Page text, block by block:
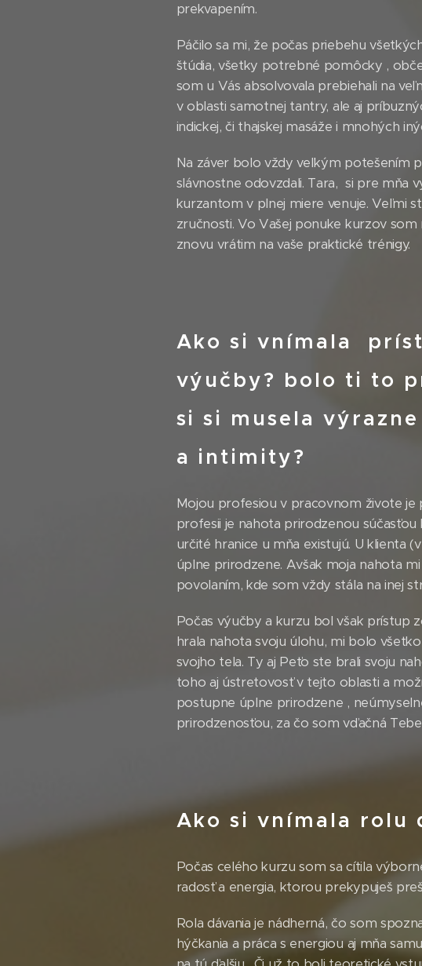
prekvapením.
Páčilo sa mi, že počas priebehu
štúdia, všetky potrebné pomôcky ,
som u Vás absolvovala prebiehali na
v oblasti samotnej tantry, ale aj
indickej, či thajskej masáže i mnohých
Na záver bolo vždy veľkým potešením
slávnostne odovzdali. Tara, si pre mňa
kurzantom v plnej miere venuje. Veľmi
zručnosti. Vo Vašej ponuke kurzov
znovu vrátim na vaše praktické trénigy.
Ako si vnímala
výučby? bolo ti to
si si musela
a intimity?
Mojou profesiou v pracovnom živote je
profesii je nahota prirodzenou súčasťou
určité hranice u mňa existujú. U
úplne prirodzene. Avšak moja nahota
povolaním, kde som vždy stála na inej
Počas výučby a kurzu bol však prístup
hrala nahota svoju úlohu, mi bolo
svojho tela. Ty aj Peťo ste brali svoju
toho aj ústretovosť v tejto oblasti a
postupne úplne prirodzene ,
prirodzenosťou, za čo som vďačná
Ako si vnímala rolu
Počas celého kurzu som sa cítila
radosť a energia, ktorou prekypuješ
Rola dávania je nádherná, čo som
hýčkania a práca s energiou aj mňa